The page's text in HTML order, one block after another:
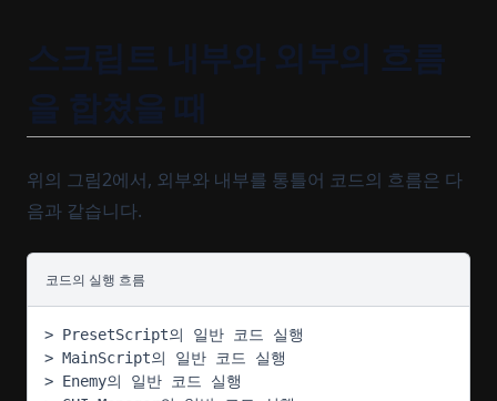
스크립트 내부와 외부의 흐름
을 합쳤을 때
위의 그림2에서, 외부와 내부를 통틀어 코드의 흐름은 다
음과 같습니다.
코드의 실행 흐름
> PresetScript의 일반 코드 실행
> MainScript의 일반 코드 실행
> Enemy의 일반 코드 실행